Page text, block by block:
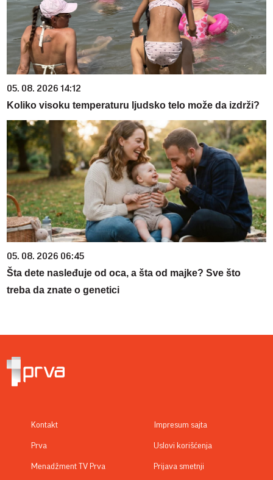
05. 08. 2026 14:12
Koliko visoku temperaturu ljudsko telo može da izdrži?
05. 08. 2026 06:45
Šta dete nasleđuje od oca, a šta od majke? Sve što
treba da znate o genetici
Kontakt
Prva
Menadžment TV Prva
Impresum sajta
Uslovi korišćenja
Prijava smetnji